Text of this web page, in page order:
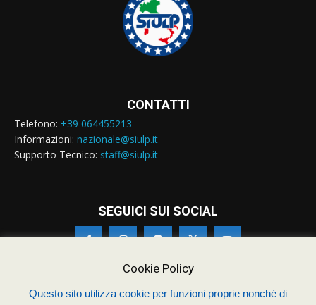
CONTATTI
Telefono: +39 064455213
Informazioni: nazionale@siulp.it
Supporto Tecnico: staff@siulp.it
SEGUICI SUI SOCIAL
Cookie Policy
Questo sito utilizza cookie per funzioni proprie nonché di